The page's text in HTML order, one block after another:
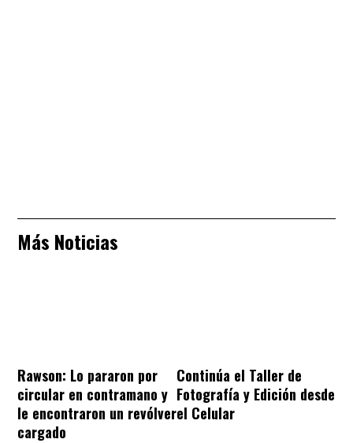
Más Noticias
Rawson: Lo pararon por
circular en contramano y
le encontraron un revólver
cargado
Continúa el Taller de
Fotografía y Edición desde
el Celular